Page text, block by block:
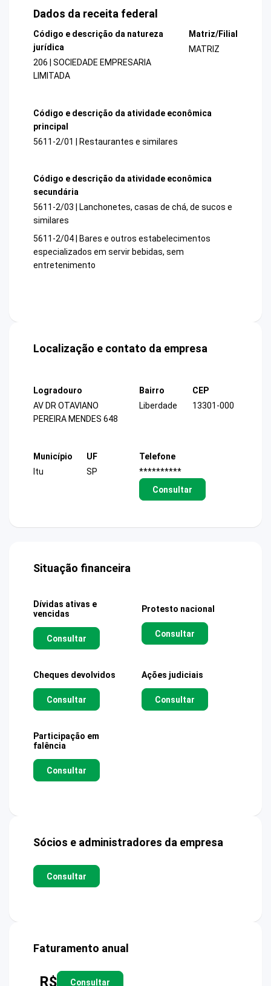
Dados da receita federal
Código e descrição da natureza
jurídica
206 | SOCIEDADE EMPRESARIA
LIMITADA
Matriz/Filial
MATRIZ
Código e descrição da atividade econômica
principal
5611-2/01 | Restaurantes e similares
Código e descrição da atividade econômica
secundária
5611-2/03 | Lanchonetes, casas de chá, de sucos e
similares
5611-2/04 | Bares e outros estabelecimentos
especializados em servir bebidas, sem
entretenimento
Localização e contato da empresa
Logradouro
AV DR OTAVIANO
PEREIRA MENDES 648
Bairro
Liberdade
CEP
13301-000
Município
Itu
UF
SP
Telefone
**********
Consultar
Situação financeira
Dívidas ativas e
vencidas
Consultar
Protesto nacional
Consultar
Cheques devolvidos
Consultar
Ações judiciais
Consultar
Participação em
falência
Consultar
Sócios e administradores da empresa
Consultar
Faturamento anual
R$ Consultar